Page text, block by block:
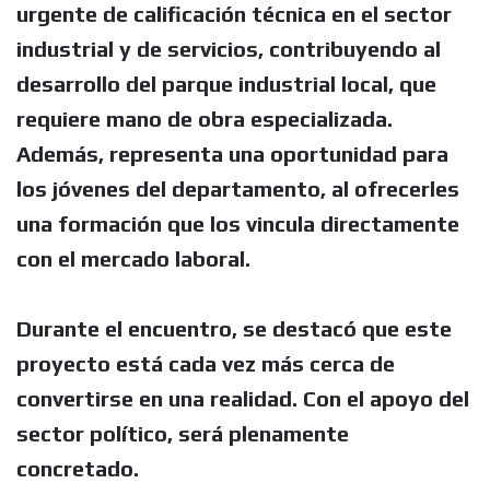
urgente de calificación técnica en el sector
industrial y de servicios, contribuyendo al
desarrollo del parque industrial local, que
requiere mano de obra especializada.
Además, representa una oportunidad para
los jóvenes del departamento, al ofrecerles
una formación que los vincula directamente
con el mercado laboral.
Durante el encuentro, se destacó que este
proyecto está cada vez más cerca de
convertirse en una realidad. Con el apoyo del
sector político, será plenamente
concretado.